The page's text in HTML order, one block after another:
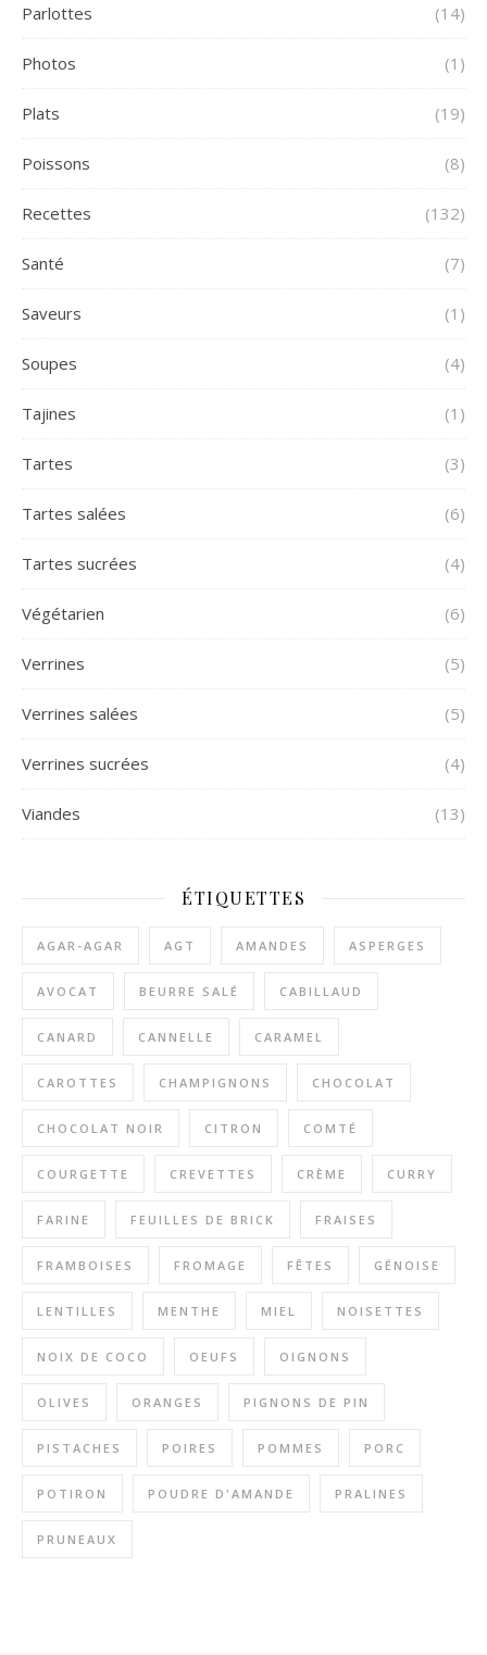
Parlottes (14)
Photos (1)
Plats (19)
Poissons (8)
Recettes (132)
Santé (7)
Saveurs (1)
Soupes (4)
Tajines (1)
Tartes (3)
Tartes salées (6)
Tartes sucrées (4)
Végétarien (6)
Verrines (5)
Verrines salées (5)
Verrines sucrées (4)
Viandes (13)
ÉTIQUETTES
AGAR-AGAR AGT AMANDES ASPERGES
AVOCAT BEURRE SALÉ CABILLAUD
CANARD CANNELLE CARAMEL
CAROTTES CHAMPIGNONS CHOCOLAT
CHOCOLAT NOIR CITRON COMTÉ
COURGETTE CREVETTES CRÈME CURRY
FARINE FEUILLES DE BRICK FRAISES
FRAMBOISES FROMAGE FÊTES GÉNOISE
LENTILLES MENTHE MIEL NOISETTES
NOIX DE COCO OEUFS OIGNONS
OLIVES ORANGES PIGNONS DE PIN
PISTACHES POIRES POMMES PORC
POTIRON POUDRE D'AMANDE PRALINES
PRUNEAUX